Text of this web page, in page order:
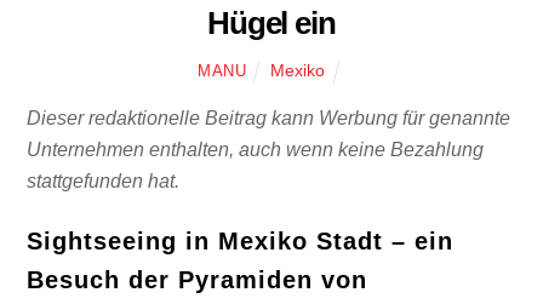
Hügel ein
MANU Mexiko
Dieser redaktionelle Beitrag kann Werbung für genannte
Unternehmen enthalten, auch wenn keine Bezahlung
stattgefunden hat.
Sightseeing in Mexiko Stadt – ein
Besuch der Pyramiden von